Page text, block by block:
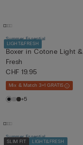
LIGHT&FRESH
Summer Essential
Boxer in Cotone Light &
Fresh
CHF 19.95
Mix & Match 3+1 GRATIS
+5
SLIM FIT LIGHT&FRESH
Summer Essential